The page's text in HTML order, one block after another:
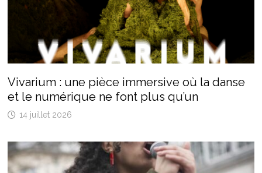
Vivarium : une pièce immersive où la danse
et le numérique ne font plus qu’un
14 juillet 2026